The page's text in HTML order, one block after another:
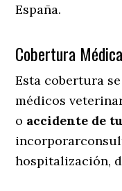
España.
Cobertura Médica
Esta cobertura
médicos
o accidente de tu
hospitalización,